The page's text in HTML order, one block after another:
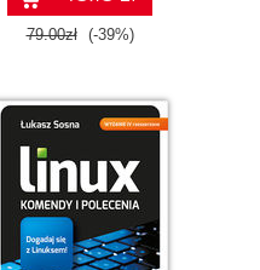
79.00zł (-39%)